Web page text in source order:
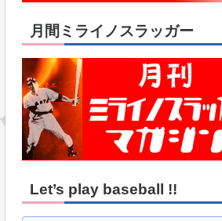
月間ミライノスラッガー
Let’s play baseball !!